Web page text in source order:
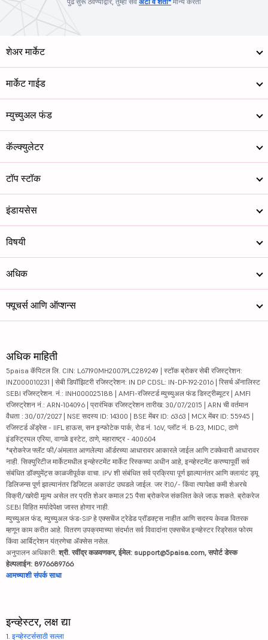
शेअर मार्केट
मार्केट गाईड
म्युच्युअल फंड
कॅल्क्युलेटर
टॉप स्टॉक
इंडायसेस
विषयी
अधिक
फ्यूचर्स आणि ऑप्शन्स
अधिक माहिती
5paisa कॅपिटल लि. CIN: L67190MH2007PLC289249 | स्टॉक ब्रोकर सेबी रजिस्ट्रेशन:
INZ000010231 | सेबी डिपॉझिटरी रजिस्ट्रेशन: IN DP CDSL: IN-DP-192-2016 | रिसर्च ॲनालिस्ट
SEBI रजिस्ट्रेशन. नं.: INH000025188 | AMFI-रजिस्टर्ड म्युच्युअल फंड डिस्ट्रीब्यूटर | AMFI
रजिस्ट्रेशन नं.: ARN-104096 | प्रारंभिक रजिस्ट्रेशन तारीख: 30/07/2015 | ARN ची वर्तमान
वैधता : 30/07/2027 | NSE सदस्य ID: 14300 | BSE मेंबर ID: 6363 | MCX मेंबर ID: 55945 |
रजिस्टर्ड ॲड्रेस - IIFL हाऊस, सन इन्फोटेक पार्क, रोड नं. 16V, प्लॉट नं. B-23, MIDC, ठाणे
इंडस्ट्रियल एरिया, वागळे इस्टेट, ठाणे, महाराष्ट्र - 400604
*ब्रोकरेज फ्लॅट फी/अंमलात आणलेल्या ऑर्डरच्या आधारावर आकारले जाईल आणि टक्केवारी आधारावर
नाही. सिक्युरिटीज मार्केटमधील इन्व्हेस्टमेंट मार्केट रिस्कच्या अधीन आहे, इन्व्हेस्टमेंट करण्यापूर्वी सर्व
संबंधित डॉक्युमेंट्स काळजीपूर्वक वाचा. IPV शी संबंधित सर्व प्रक्रिया पूर्ण झाल्यानंतर आणि क्लायंट ड्यू
डिलिजन्स पूर्ण झाल्यानंतर डिजिटल अकाउंट उघडले जाईल. जर ₹10/- किंवा त्यापेक्षा कमी शेअरचे
विक्री/खरेदी मूल्य असेल तर प्रति शेअर कमाल 25 पैसा ब्रोकरेज संकलित केले जाऊ शकते. ब्रोकरेज
SEBI विहित मर्यादेपेक्षा जास्त होणार नाही.
म्युच्युअल फंड, म्युच्युअल फंड-SIP हे एक्सचेंज ट्रेडेड प्रॉडक्ट्स नाहीत आणि सदस्य केवळ वितरक
म्हणून काम करीत आहे. वितरण उपक्रमाच्या संदर्भात सर्व विवादांना एक्सचेंज इन्व्हेस्टर रिड्रेसल फोरम
किंवा आर्बिट्रेशन यंत्रणेचा ॲक्सेस नसेल.
अनुपालन अधिकारी: श्री. रवींद्र कळवणकर, ईमेल: support@5paisa.com, सपोर्ट डेस्क
हेल्पलाईन: 8976689766
आमच्याशी संपर्क साधा
इन्व्हेस्टर, लक्ष द्या
1. इन्व्हेस्टर्ससाठी सल्ला